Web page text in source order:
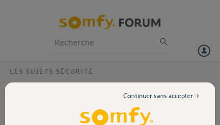
Volet
LES SUJETS SÉCURITÉ
Pourquoi l'activation intelligente ne
Continuer sans accepter →